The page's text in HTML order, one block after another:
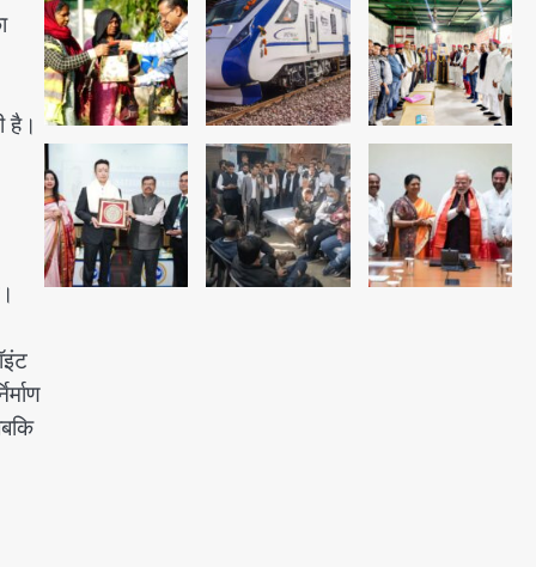
है।
3
अब पहला स्थान हासिल करना लक्ष्य:
डीएम
Team JHJ
4
28 साल बाद कानून के शिकंजे में आया
हत्या का फरार आरोपी
Team JHJ